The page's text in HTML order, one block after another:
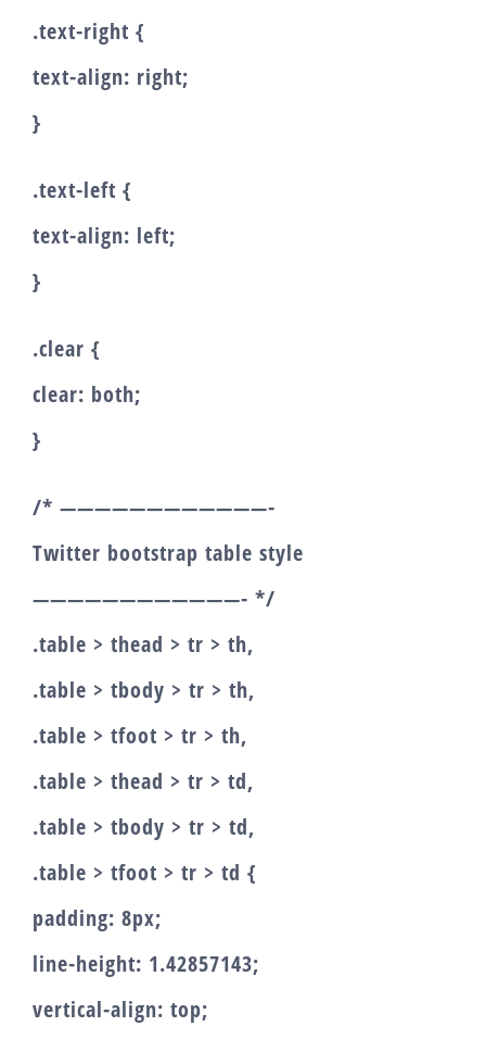
.text-right {
text-align: right;
}
.text-left {
text-align: left;
}
.clear {
clear: both;
}
/* ————————————-
Twitter bootstrap table style
————————————- */
.table > thead > tr > th,
.table > tbody > tr > th,
.table > tfoot > tr > th,
.table > thead > tr > td,
.table > tbody > tr > td,
.table > tfoot > tr > td {
padding: 8px;
line-height: 1.42857143;
vertical-align: top;